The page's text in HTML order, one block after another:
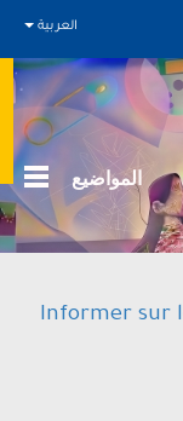
العربية
المواضيع
Informer sur